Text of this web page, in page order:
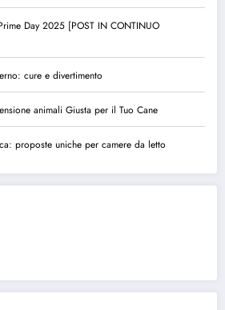
Day 2025 [POST IN CONTINUO
cure e divertimento
animali Giusta per il Tuo Cane
proposte uniche per camere da letto